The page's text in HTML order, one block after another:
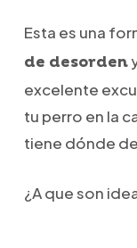
Esta es una
de desorden
excelente
tu perro en la
tiene dónde
¿A que son